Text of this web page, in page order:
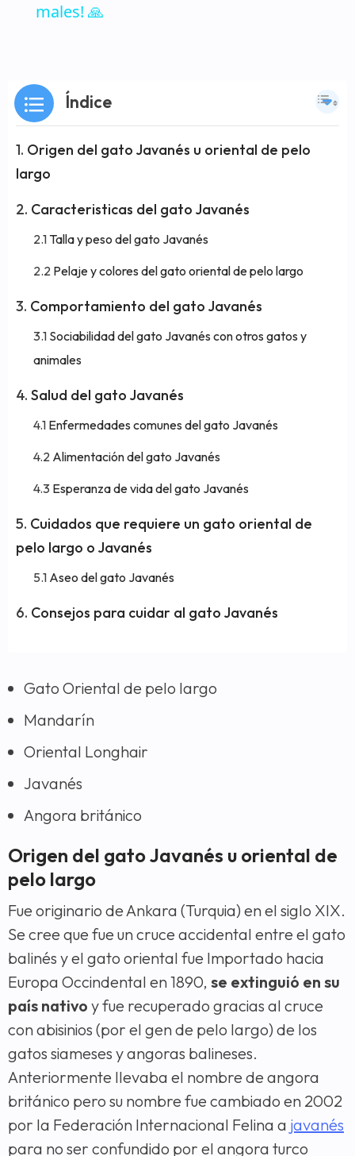
males! 🙏
Índice
Origen del gato Javanés u oriental de pelo
largo
Caracteristicas del gato Javanés
Talla y peso del gato Javanés
Pelaje y colores del gato oriental de pelo largo
Comportamiento del gato Javanés
Sociabilidad del gato Javanés con otros gatos y
animales
Salud del gato Javanés
Enfermedades comunes del gato Javanés
Alimentación del gato Javanés
Esperanza de vida del gato Javanés
Cuidados que requiere un gato oriental de
pelo largo o Javanés
Aseo del gato Javanés
Consejos para cuidar al gato Javanés
Gato Oriental de pelo largo
Mandarín
Oriental Longhair
Javanés
Angora británico
Origen del gato Javanés u oriental de
pelo largo
Fue originario de Ankara (Turquia) en el siglo XIX.
Se cree que fue un cruce accidental entre el gato
balinés y el gato oriental fue Importado hacia
Europa Occindental en 1890, se extinguió en su
país nativo y fue recuperado gracias al cruce
con abisinios (por el gen de pelo largo) de los
gatos siameses y angoras balineses.
Anteriormente llevaba el nombre de angora
británico pero su nombre fue cambiado en 2002
por la Federación Internacional Felina a javanés
para no ser confundido por el angora turco